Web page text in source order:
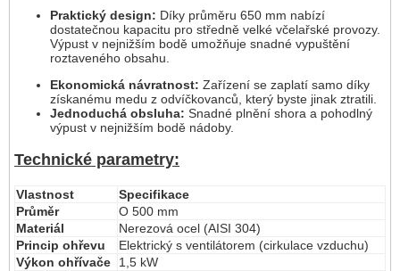
Praktický design: Díky průměru 650 mm nabízí
dostatečnou kapacitu pro středně velké včelařské provozy.
Výpust v nejnižším bodě umožňuje snadné vypuštění
roztaveného obsahu.
Ekonomická návratnost: Zařízení se zaplatí samo díky
získanému medu z odvíčkovanců, který byste jinak ztratili.
Jednoduchá obsluha: Snadné plnění shora a pohodlný
výpust v nejnižším bodě nádoby.
Technické parametry:
Vlastnost
Specifikace
Průměr
O 500 mm
Materiál
Nerezová ocel (AISI 304)
Princip ohřevu
Elektrický s ventilátorem (cirkulace vzduchu)
Výkon ohřívače
1,5 kW